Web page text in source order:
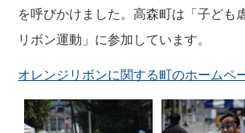
を呼びかけました。高森町は「子ども
リボン運動」に参加しています。
オレンジリボンに関する町のホームペ